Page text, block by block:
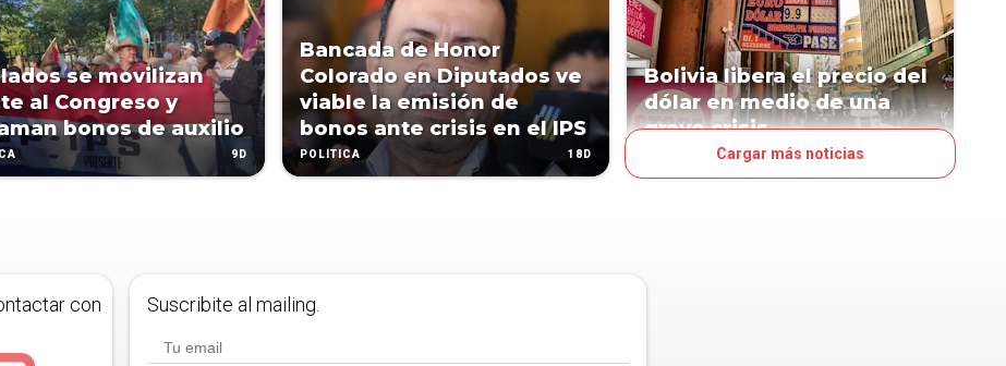
se movilizan
al Congreso y
bonos de auxilio
9D
Bancada de Honor
Colorado en Diputados ve
viable la emisión de
bonos ante crisis en el IPS
POLÍTICA 18D
Bolivia libera el precio del
dólar en medio de una
grave crisis
Cargar más noticias
con
Suscribite al mailing.